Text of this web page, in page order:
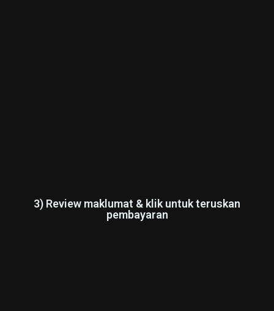
3) Review maklumat & klik untuk teruskan
pembayaran